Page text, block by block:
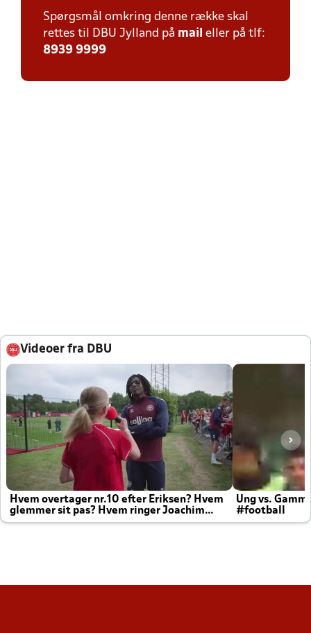
Spørgsmål omkring denne række skal
rettes til DBU Jylland på mail eller på tlf:
8939 9999
Videoer fra DBU
Hvem overtager nr.10 efter Eriksen? Hvem
glemmer sit pas? Hvem ringer Joachim
altid til efter kampe?
Ung vs.
#football